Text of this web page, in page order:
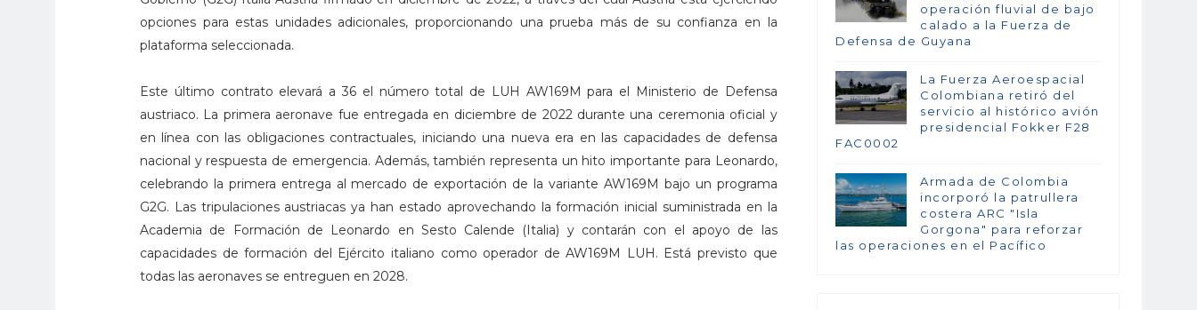
opciones para estas unidades adicionales, proporcionando una prueba más de su confianza en la
plataforma seleccionada.
Este último contrato elevará a 36 el número total de LUH AW169M para el Ministerio de Defensa
austriaco. La primera aeronave fue entregada en diciembre de 2022 durante una ceremonia oficial y
en línea con las obligaciones contractuales, iniciando una nueva era en las capacidades de defensa
nacional y respuesta de emergencia. Además, también representa un hito importante para Leonardo,
celebrando la primera entrega al mercado de exportación de la variante AW169M bajo un programa
G2G. Las tripulaciones austriacas ya han estado aprovechando la formación inicial suministrada en la
Academia de Formación de Leonardo en Sesto Calende (Italia) y contarán con el apoyo de las
capacidades de formación del Ejército italiano como operador de AW169M LUH. Está previsto que
todas las aeronaves se entreguen en 2028.
operación fluvial de bajo
calado a la Fuerza de
Defensa de Guyana
La Fuerza Aeroespacial
Colombiana retiró del
servicio al histórico avión
presidencial Fokker F28
FAC0002
Armada de Colombia
incorporó la patrullera
costera ARC "Isla
Gorgona" para reforzar
las operaciones en el Pacífico